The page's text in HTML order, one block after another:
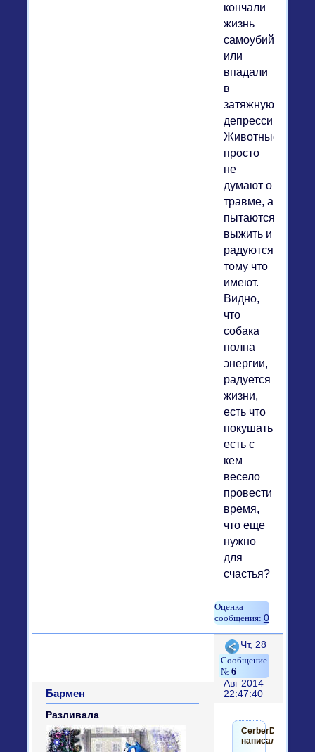
кончали
жизнь
самоубийством
или
впадали
в
затяжную
депрессию.
Животные
просто
не
думают о
травме, а
пытаются
выжить и
радуются
тому что
имеют.
Видно,
что
собака
полна
энергии,
радуется
жизни,
есть что
покушать,
есть с
кем
весело
провести
время,
что еще
нужно
для
счастья?
0
Поделиться
6
Чт, 28
Авг 2014
22:47:40
Бармен
Разливала
CerberDog
написал(а):